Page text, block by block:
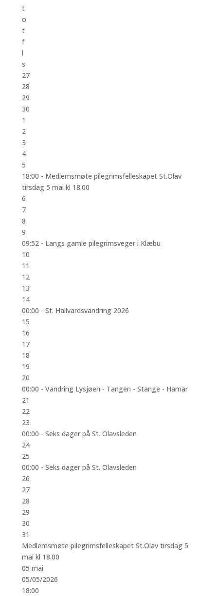
t
o
t
f
l
s
27
28
29
30
1
2
3
4
5
18:00 - Medlemsmøte pilegrimsfelleskapet St.Olav
tirsdag 5 mai kl 18.00
6
7
8
9
09:52 - Langs gamle pilegrimsveger i Klæbu
10
11
12
13
14
00:00 - St. Hallvardsvandring 2026
15
16
17
18
19
20
00:00 - Vandring Lysjøen - Tangen - Stange - Hamar
21
22
23
00:00 - Seks dager på St. Olavsleden
24
25
00:00 - Seks dager på St. Olavsleden
26
27
28
29
30
31
Medlemsmøte pilegrimsfelleskapet St.Olav tirsdag 5
mai kl 18.00
05 mai
05/05/2026
18:00